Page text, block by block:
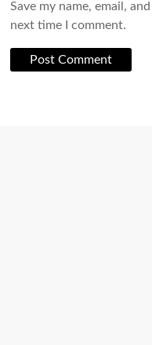
Save my name, email,
next time I comment.